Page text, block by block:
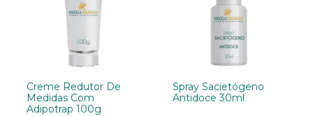
Creme Redutor De
Medidas Com
Adipotrap 100g
Spray Sacietógeno
Antidoce 30ml